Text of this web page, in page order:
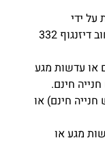
על ידי
אופטומטריסט מומחה בקליניקה שלנו ברחוב דיזנגוף 332
או עדשות מגע
חינם.
חנייה חינם) או
מגע או